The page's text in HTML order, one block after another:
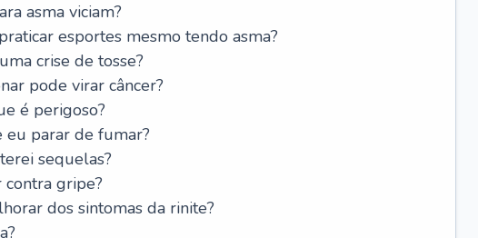
asma viciam?
esportes mesmo tendo asma?
crise de tosse?
pode virar câncer?
é perigoso?
eu parar de fumar?
sequelas?
contra gripe?
dos sintomas da rinite?